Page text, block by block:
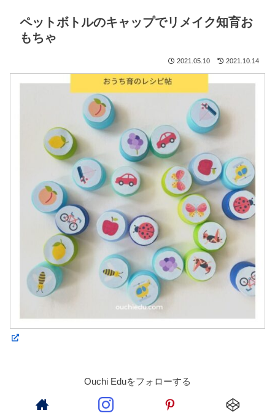
ペットボトルのキャップでリメイク知育お
もちゃ
2021.05.10 2021.10.14
Ouchi Eduをフォローする